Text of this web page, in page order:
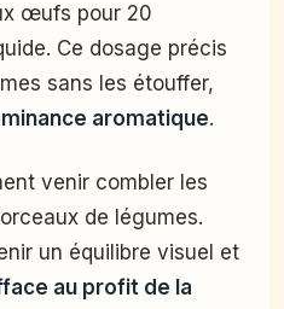
œufs pour 20
Ce dosage précis
sans les étouffer,
aromatique.
venir combler les
de légumes.
un équilibre visuel et
au profit de la